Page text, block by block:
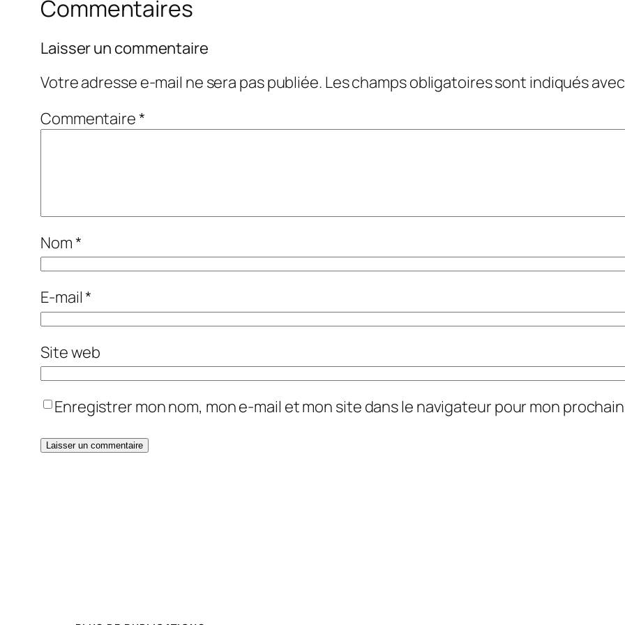
Commentaires
Laisser un commentaire
Votre adresse e-mail ne sera pas publiée. Les champs obligatoires sont indiqués
Commentaire*
Nom*
E-mail*
Site web
Enregistrer mon nom, mon e-mail et mon site dans le navigateur pour mon